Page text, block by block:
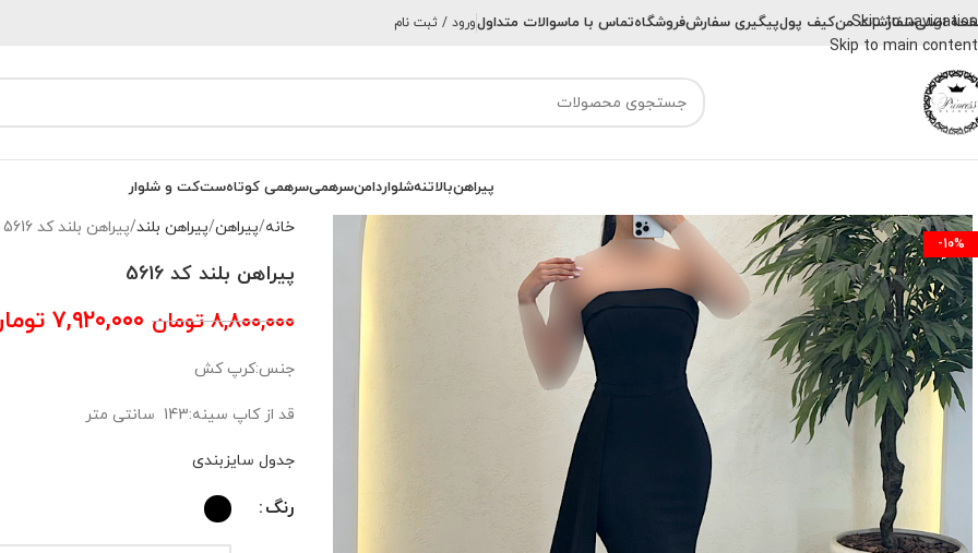
Skip to navigation
Skip to main content
اصلیسفارشات منکیف پولپیگیری سفارشفروشگاهتماس با ماسوالات متداولورود / ثبت نام
پیراهنبالاتنهشلواردامنسرهمیسرهمی کوتاهستکت و شلوار
-10%
خانه پیراهن پیراهن بلند پیراهن بلند کد 5616
پیراهن بلند کد 5616
۸,۸۰۰,۰۰۰ تومان ۷,۹۲۰,۰۰۰
جنس:کرپ کش
قد از کاپ سینه:143 سانتی متر
جدول سایزبندی
رنگ